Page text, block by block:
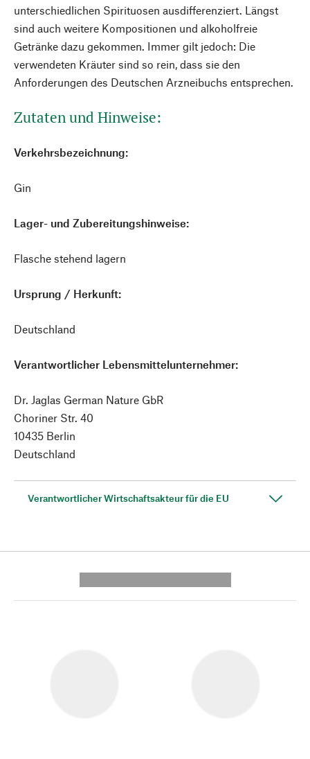
unterschiedlichen Spirituosen ausdifferenziert. Längst
sind auch weitere Kompositionen und alkoholfreie
Getränke dazu gekommen. Immer gilt jedoch: Die
verwendeten Kräuter sind so rein, dass sie den
Anforderungen des Deutschen Arzneibuchs entsprechen.
Zutaten und Hinweise:
Verkehrsbezeichnung:
Gin
Lager- und Zubereitungshinweise:
Flasche stehend lagern
Ursprung / Herkunft:
Deutschland
Verantwortlicher Lebensmittelunternehmer:
Dr. Jaglas German Nature GbR
Choriner Str. 40
10435 Berlin
Deutschland
Verantwortlicher Wirtschaftsakteur für die EU